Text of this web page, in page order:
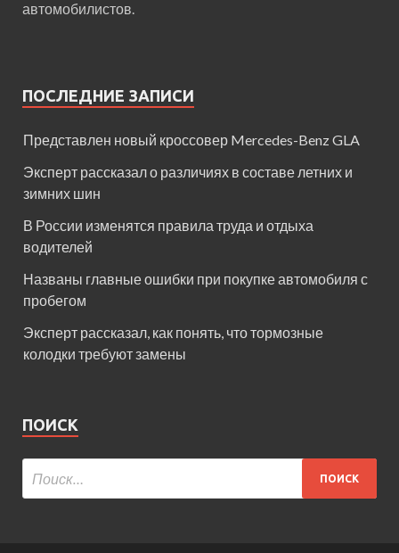
автомобилистов.
ПОСЛЕДНИЕ ЗАПИСИ
Представлен новый кроссовер Mercedes-Benz GLA
Эксперт рассказал о различиях в составе летних и
зимних шин
В России изменятся правила труда и отдыха
водителей
Названы главные ошибки при покупке автомобиля с
пробегом
Эксперт рассказал, как понять, что тормозные
колодки требуют замены
ПОИСК